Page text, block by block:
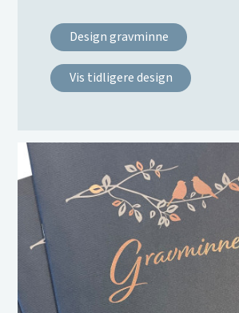
Design gravminne
Vis tidligere design